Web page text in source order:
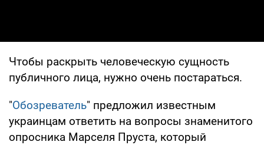
Чтобы раскрыть человеческую сущность
публичного лица, нужно очень постараться.
"Обозреватель" предложил известным
украинцам ответить на вопросы знаменитого
опросника Марселя Пруста, который